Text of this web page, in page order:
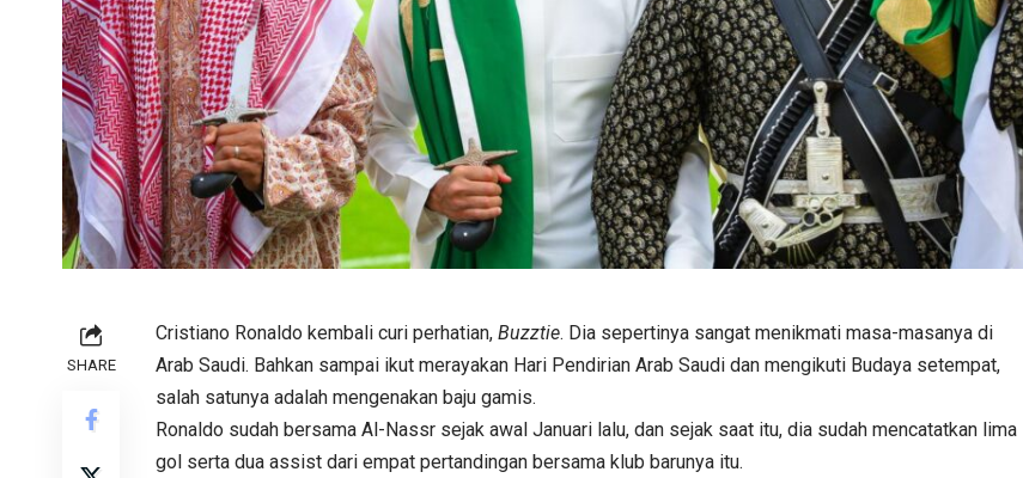
SHARE
Cristiano Ronaldo kembali curi perhatian, Buzztie. Dia sepertinya sangat menikmati masa-masanya di
Arab Saudi. Bahkan sampai ikut merayakan Hari Pendirian Arab Saudi dan mengikuti Budaya setempat,
salah satunya adalah mengenakan baju gamis.
Ronaldo sudah bersama Al-Nassr sejak awal Januari lalu, dan sejak saat itu, dia sudah mencatatkan lima
gol serta dua assist dari empat pertandingan bersama klub barunya itu.